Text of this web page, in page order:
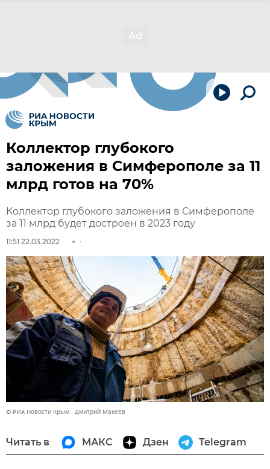
Коллектор глубокого
заложения в Симферополе за 11
млрд готов на 70%
Коллектор глубокого заложения в Симферополе
за 11 млрд будет достроен в 2023 году
11:51 22.03.2022
© РИА Новости Крым . Дмитрий Макеев
Читать в МАКС Дзен Telegram